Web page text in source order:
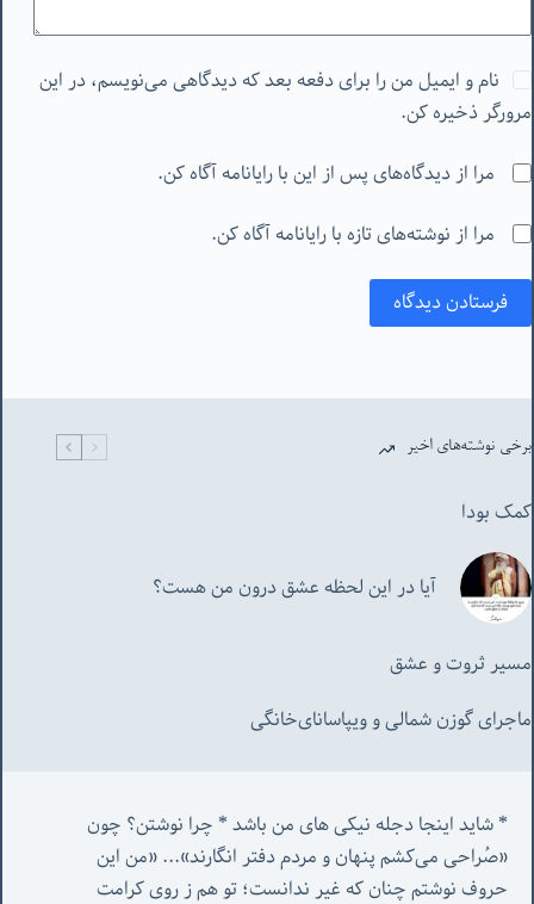
نام و ایمیل من را برای دفعه بعد که دیدگاهی می‌نویسم، در این
مرورگر ذخیره کن.
مرا از دیدگاه‌های پس از این با رایانامه آگاه کن.
مرا از نوشته‌های تازه با رایانامه آگاه کن.
فرستادن دیدگاه
برخی نوشته‌های اخیر
کمک بودا
آیا در این لحظه عشق درون من هست؟
مسیر ثروت و عشق
ماجرای گوزن شمالی و‌ ویپاسانای‌خانگی
«صُراحی می‌کشم پنهان‌ و مردم‌ دفتر انگارند»... «